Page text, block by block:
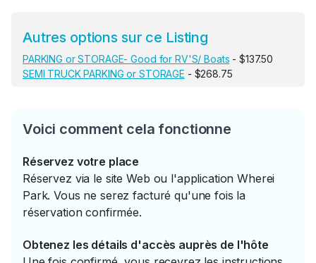
Autres options sur ce Listing
PARKING or STORAGE- Good for RV'S/ Boats - $137.50
SEMI TRUCK PARKING or STORAGE - $268.75
Voici comment cela fonctionne
Réservez votre place
Réservez via le site Web ou l'application Wherei
Park. Vous ne serez facturé qu'une fois la
réservation confirmée.
Obtenez les détails d'accès auprès de l'hôte